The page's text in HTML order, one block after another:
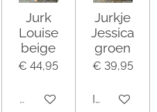
Jurk
Louise
beige
€ 44,95
Uitverkocht
Jurkje
Jessica
groen
€ 39,95
In